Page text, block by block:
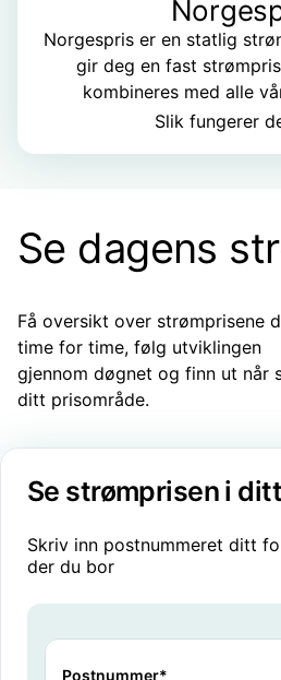
Norgespris er en statlig
gir deg en fast
kombineres med alle
Slik fungerer
Se dagens
Få oversikt over strømprisene
time for time, følg utviklingen
gjennom døgnet og finn ut når
ditt prisområde.
Se strømprisen i
Skriv inn postnummeret ditt
der du bor
Postnummer*